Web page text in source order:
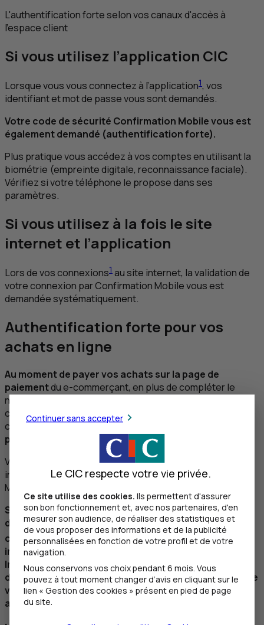
L'authentification forte selon vos canaux d'accès à
l'espace client
Si vous utilisez l’application CIC
Lorsque vous vous connectez à l’application1, vos
identifiant et mot de passe vous sont demandés.
Votre code de sécurité Confirmation Mobile vous est
également demandé (authentification forte).
Plus pratique vous accédez à vos comptes en utilisant la
biométrie (empreinte digitale, reconnaissance faciale).
Vérifiez si votre téléphone le propose dans ses
paramètres.
Si vous utilisez à la fois le site
internet et l’application
Lors de vos connexions1 au site internet, la validation de
votre connexion par Confirmation Mobile vous est
demandée systématiquement.
Authentification forte pour vos
achats en ligne
Au moment de payer vos achats sur la page de
paiementdu e-commerçant, en plus de compléter le
numéro de votre carte, sa date de validité et le
cryptogramme à 3 chiffres qui se trouve au dos de votre
carte bancaire, vous devez également
par un autre moyen.
Vous recevez une
notification de votre banque
invitant à vous authentifier fortement par Confirmation
Mobile.
Si vous ne possédez pas de smartphone permettant
d'installer notre application, vous pouvez vous
connecter à votre espace client1depuis notre site
internet et créer votre Code Personnel de Paiements
Internet (CPPI), via l'onglet "Profil" puis "Sécurité".
d'un paiement par carte sur un site marchand, un code
vous sera envoyé parSMS , celui-ci sera à renseigner
ainsi que votre
Continuer sans accepter
Le CIC respecte votre vie privée.
Ce site utilise des cookies. Ils permettent d'assurer
son bon fonctionnement et, avec nos partenaires, d'en
mesurer son audience, de réaliser des statistiques et
de vous proposer des informations et de la publicité
personnalisées en fonction de votre profil et de votre
navigation.
Nous conservons vos choix pendant 6 mois. Vous
pouvez à tout moment changer d’avis en cliquant sur le
lien « Gestion des cookies » présent en pied de page
du site.